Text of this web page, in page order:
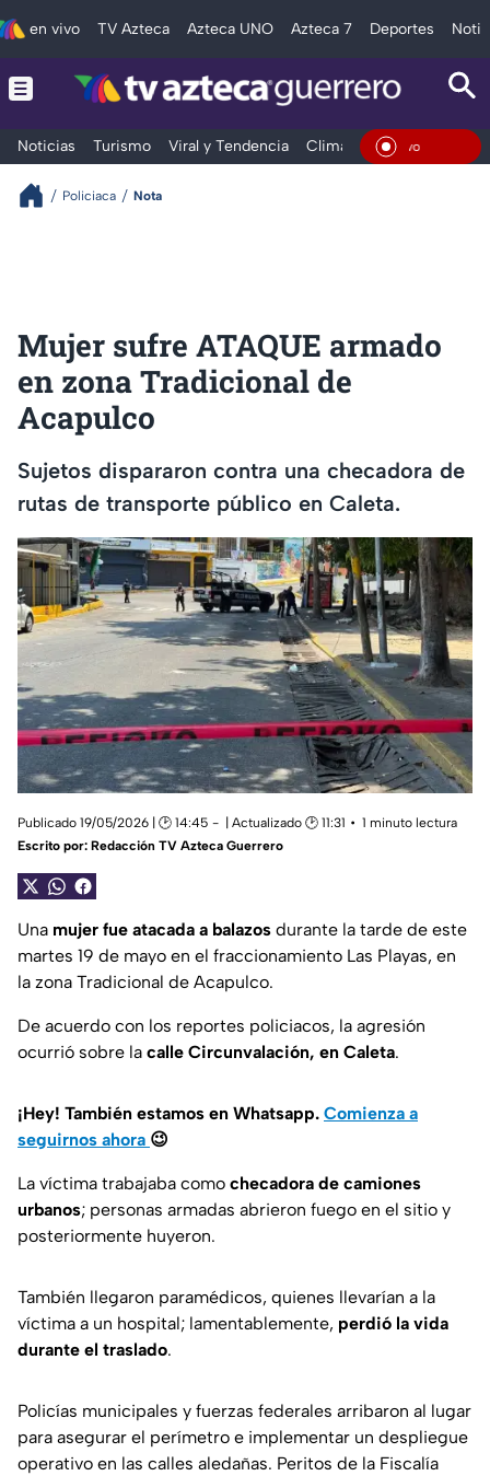
en vivo TV Azteca Azteca UNO Azteca 7 Deportes
Noticias Turismo Viral y Tendencia Clima Deportes En
Policiaca Nota
Mujer sufre ATAQUE armado
en zona Tradicional de
Acapulco
Sujetos dispararon contra una checadora de
rutas de transporte público en Caleta.
Publicado 19/05/2026 | 🕑 14:45 | Actualizado 🕑 11:31
1 minuto lectura
Escrito por: Redacción TV Azteca Guerrero
Una mujer fue atacada a balazos durante la tarde de este
martes 19 de mayo en el fraccionamiento Las Playas, en
la zona Tradicional de Acapulco.
De acuerdo con los reportes policiacos, la agresión
ocurrió sobre la calle Circunvalación, en Caleta.
¡Hey! También estamos en Whatsapp. Comienza a
seguirnos ahora 😉
La víctima trabajaba como checadora de camiones
urbanos; personas armadas abrieron fuego en el sitio y
posteriormente huyeron.
También llegaron paramédicos, quienes llevarían a la
víctima a un hospital; lamentablemente, perdió la vida
durante el traslado.
Policías municipales y fuerzas federales arribaron al lugar
para asegurar el perímetro e implementar un despliegue
operativo en las calles aledañas. Peritos de la Fiscalía